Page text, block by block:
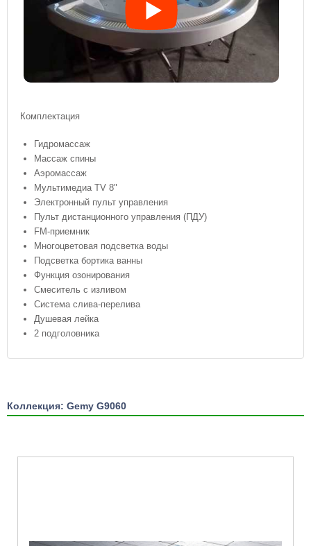
Комплектация
Гидромассаж
Массаж спины
Аэромассаж
Мультимедиа TV 8"
Электронный пульт управления
Пульт дистанционного управления (ПДУ)
FM-приемник
Многоцветовая подсветка воды
Подсветка бортика ванны
Функция озонирования
Смеситель с изливом
Система слива-перелива
Душевая лейка
2 подголовника
Коллекция: Gemy G9060